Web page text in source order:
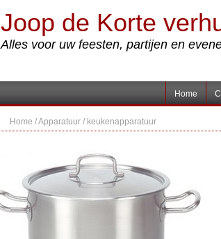
Joop de Korte
Alles voor uw feesten, partijen en
Home
Home /Apparatuur / keukenapparatuur